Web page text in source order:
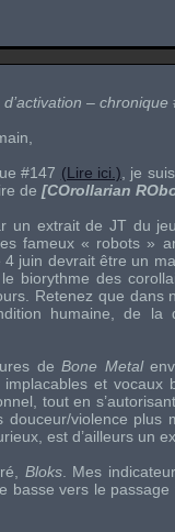
– chronique
#147 (Lire ici.) , je
de [COrollarian
un extrait de JT du
fameux « robots »
juin devrait être un
biorythme des
Retenez que dans
humaine, de la
deBone Metal
et vocaux
tout en
violence plus
est d’ailleurs un
Bloks. Mes
vers le